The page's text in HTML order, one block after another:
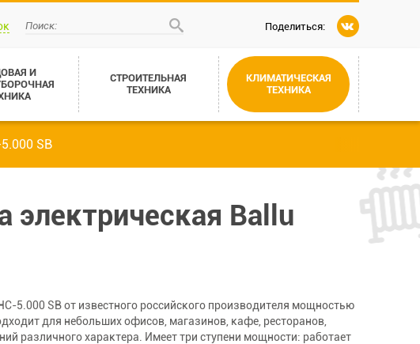
Поделиться:
И
СТРОИТЕЛЬНАЯ
ТЕХНИКА
КЛИМАТИЧЕСКАЯ
ТЕХНИКА
SB
электрическая Ballu
5.000 SB от известного российского производителя мощностью
для небольших офисов, магазинов, кафе, ресторанов,
различного характера. Имеет три ступени мощности: работает